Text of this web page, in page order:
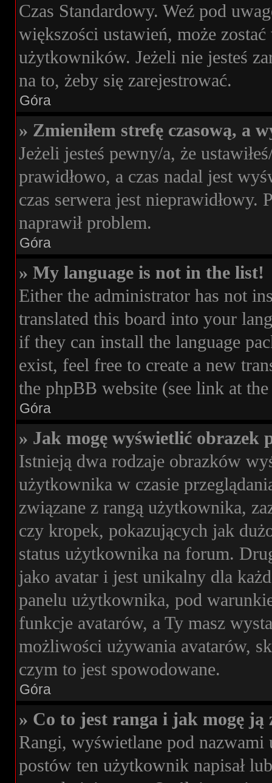
Czas Standardowy. Weź pod
większości ustawień, może
użytkowników. Jeżeli nie jesteś
na to, żeby się zarejestrować.
Góra
» Zmieniłem strefę czasową, a
Jeżeli jesteś pewny/a, że
prawidłowo, a czas nadal jest
czas serwera jest
naprawił problem.
Góra
» My language is not in the list!
Either the administrator has not
translated this board into your
if they can install the language
exist, feel free to create a new
the phpBB website (see link at
Góra
» Jak mogę wyświetlić
Istnieją dwa rodzaje obrazków
użytkownika w czasie
związane z rangą użytkownika,
czy kropek, pokazujących jak
status użytkownika na forum.
jako avatar i jest unikalny dla
panelu użytkownika, pod
funkcje avatarów, a Ty masz
możliwości używania avatarów,
czym to jest spowodowane.
Góra
» Co to jest ranga i jak mogę ją
Rangi, wyświetlane pod
postów ten użytkownik napisał